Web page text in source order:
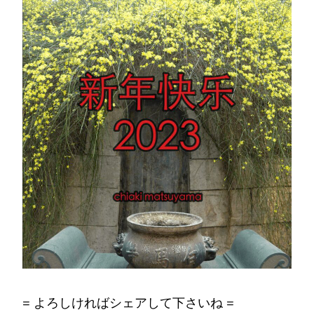
= よろしければシェアして下さいね =